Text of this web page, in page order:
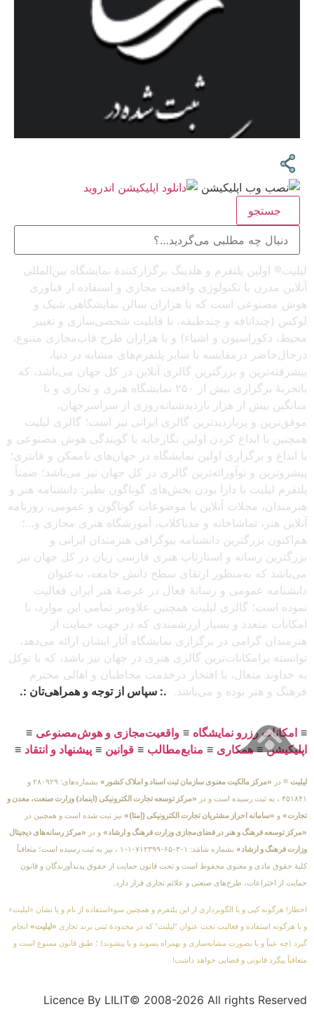
جستجو
لیلیت® اولین پلتفرم و هلدینگ برگزارکنندهٔ نمایشگاه بین‌المللی
آنلاین مدرن با تکنولوژی واقعیت مجازی و استفاده از فناوری
هوش مصنوعی است که با هزاران سالن نمایشگاهی شیک و
لوکس (چنداتاقه و چندطبقه، با قابلیت شخصی‌سازی و تغییر
محیط، دکوراسیون و اشیاء) و با هزاران طرح قاب‌مجازی متنوع،
درحال‌حاضر درمقایسه با سایر پلتفرم‌های مشابه در دنیا،
پیشرفته‌ترین و بزرگترین گالری آنلاین در کل جهان می‌باشد، که
باتجربهٔ برگزاری بیش از ۲۵۰ نمایشگاه هنری و تجاری و با
میانگین بیش از هزار بازدیدشبانه‌روزی از سراسرجهان،
موفق‌ترین و پربازدیدترین گالری ایرانی نیز است؛ گالری لیلیت
همچنین با ابداع کردن اولین نگارخانه با گویندگی هوش مصنوعی و
با ابداع و برگزاری اولین نمایشگاه در جهان‌های ناممکن و فانتزی؛
پیشروترین و نوآورانه‌ترین گالری در کل جهان نیز می‌باشد؛ ضمناً
پلتفرم لیلیت با دارا بودن بخش‌های گوناگون نظیر: دانشنامه هنر و
هنرمندان، مجلات آنلاین با موضوعات گوناگون و عمومی، روزنامه
آنلاین هنر، تماشاخانه و مدیاکلاب، آموزشگاه هنری مجازی و…؛
هم‌اکنون بزرگترین دانشنامه بیوگرافی هنرمندان ایرانی و
بزرگترین رسانه و استارتاپ هنری فارسی زبان در کل جهان نیز
می‌باشد که به‌منظور ارتقای سطح دانش جامعه، به‌عنوان
دانشنامه عمومی و رسانهٔ فعال در عرصهٔ هنر ایران فعالیت
نموده است؛ گالری لیلیت همچنین علاوه‌بر تمامی این موارد، با
امکانات متعدد و بسیار ارزشمندی که در جهت حمایت از
هنرمندان گرامی در برگزاری نمایشگاه آثار ایشان ارائه می‌دهد،
توانسته پرامکانات‌ترین گالری هنری در جهان نیز باشد، که با توکل
به خداوند متعال، با افتخار درخدمت مخاطبان و اهالی محترم
فرهنگ و هنر بوده و می‌باشد. .: سپاس از توجه و همراهی‌تان :.
≡ امکانات رزرو نمایشگاه ≡ واقعیت‌مجازی و هوش‌مصنوعی ≡
اپلیکیشن≡همکاری ≡ منابع‌مطالب ≡ قوانین ≡ پیشنهاد و انتقاد ≡
لیلیت ® در «مرکز مالکیت معنوی سازمان ثبت اسناد و املاک کشور»
بشماره‌های: ۲۸۰۹۲۹ و
۴۵۱۸۴۱ ، به ثبت رسیده است و در
«مرکز توسعه تجارت الکترونیکی (اینماد) وزارت صنعت، معدن و
تجارت» و «سامانه احراز مشتریان تجارت الکترونیکی (اِمتا)» نیز ثبت شده است و همچنین در
«مرکز توسعه فرهنگ و هنر در فضای‌مجازی وزارت فرهنگ و ارشاد» و در «مرکز رسانه‌های دیجیتال
وزارت فرهنگ و ارشاد»
بشماره شامَد: ۱-۳-۶۵-۷۱۲۳۹۹-۱-۱ ، نیز به ثبت رسیده است؛ متعاقباً
کلیهٔ حقوق مادی و معنوی محفوظ است و تحت قانون حمایت از حقوق پدیدآورندگان و قانون
حمایت از اختراعات، طرح‌های صنعتی و علائم تجاری قرار دارد.
اخطار! هرگونه کپی و یا الگوبرداری از این پلتفرم و همچنین سوءاستفاده از نام و یا نشان «لیلیت»
و یا هرگونه استفاده و فعالیت تحت عنوان “لیلیت” که در محدودهٔ ثبتی برند تجاری «لیلیت» انجام
گیرد (چه عیناً و یا بصورت مشابه‌سازی و بهمراه پسوند و یا پیشوند) ؛ طبق قانون ممنوع است و
متعاقباً پیگرد قانونی و قضایی خواهد داشت!
Licence By LILIT© 2008-2026 All rights Reserved